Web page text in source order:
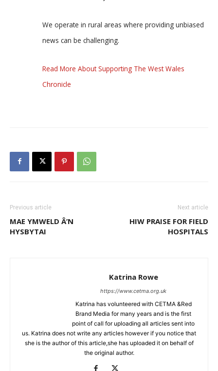
We operate in rural areas where providing unbiased
news can be challenging.
Read More About Supporting The West Wales
Chronicle
Previous article
MAE YMWELD Â’N
HYSBYTAI
Next article
HIW PRAISE FOR FIELD
HOSPITALS
Katrina Rowe
https://www.cetma.org.uk
Katrina has volunteered with CETMA &Red
Brand Media for many years and is the first
point of call for uploading all articles sent into
us. Katrina does not write any articles however if you notice that
she is the author of this article,she has uploaded it on behalf of
the original author.